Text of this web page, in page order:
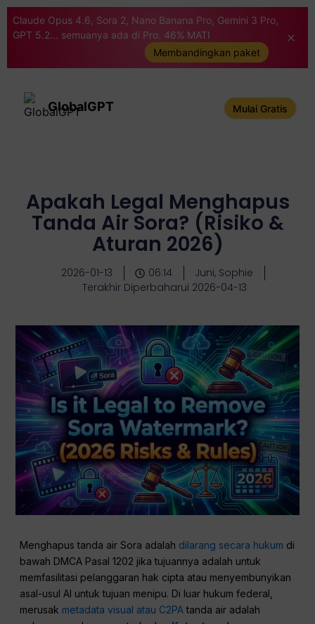
Claude Opus 4.6, Sora 2, Nano Banana Pro, Gemini 3 Pro,
GPT 5.2... semuanya ada di Pro. 46% MATI
Membandingkan paket
GlobalGPT Mulai Gratis
Apakah Legal Menghapus
Tanda Air Sora? (Risiko &
Aturan 2026)
2026-01-13 06:14
Juni, Sophie
Terakhir Diperbaharui 2026-04-13
Menghapus tanda air Sora adalah dilarang secara hukum di
bawah DMCA Pasal 1202 jika tujuannya adalah untuk
memfasilitasi pelanggaran hak cipta atau menyembunyikan
asal-usul AI untuk tujuan menipu. Di luar hukum federal,
merusak metadata visual atau C2PAtanda air adalah